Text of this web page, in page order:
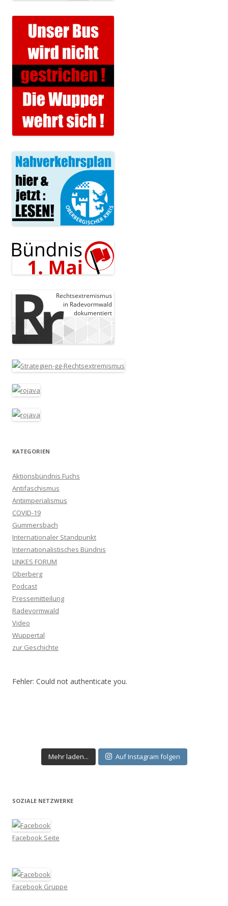
KATEGORIEN
Aktionsbündnis Fuchs
Antifaschismus
Antiimperialismus
COVID-19
Gummersbach
Internationaler Standpunkt
Internationalistisches Bündnis
LINKES FORUM
Oberberg
Podcast
Pressemitteilung
Radevormwald
Video
Wuppertal
zur Geschichte
Fehler: Could not authenticate you.
Mehr laden... Auf Instagram folgen
SOZIALE NETZWERKE
Facebook Seite
Facebook Gruppe